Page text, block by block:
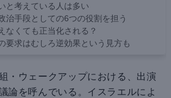
と考えている人は多い
治手段としての6つの役割を担う
なくても正当化される？
要求はむしろ逆効果という見方も
・ウェークアップにおける、出演
論を呼んでいる。イスラエルによ